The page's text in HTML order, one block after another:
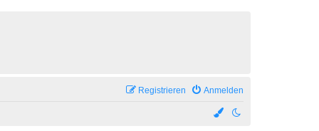
Anmelden
Registrieren